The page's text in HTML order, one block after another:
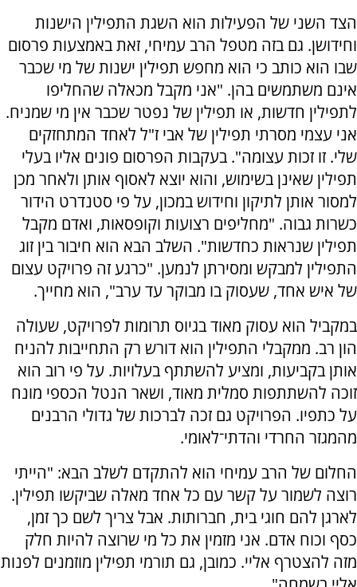
הצד השני של הפעילות הוא השגת התפילין הישנות
וחידושן. גם בזה מטפל הרב עמיחי, זאת באמצעות פרסום
שבו הוא כותב כי הוא מחפש תפילין ישנות של מי שכבר
אינם משתמשים בהן. "אני מקבל מכאלה שהחליפו
לתפילין חדשות, או תפילין של נפטר שכבר אין מי שמניח.
אני עצמי מסרתי תפילין של אבי ז"ל לאחד המתחזקים
שלי. זו זכות עצומה". בעקבות הפרסום פונים אליו בעלי
תפילין שאינן בשימוש, והוא יוצא לאסוף אותן ולאחר מכן
למסור אותן לתיקון וחידוש במכון, על פי סטנדרט הידור
כשרות גבוה. "מחליפים רצועות וקופסאות, ואדם מקבל
תפילין שנראות כחדשות". השלב הבא הוא חיבור בין זוג
התפילין למבקש ומסירתן לנמען. "כרגע זה פרויקט עצום
של איש אחד, שעסוק בו מבוקר עד ערב", הוא מחייך.
במקביל הוא עסוק מאוד בגיוס תרומות לפרויקט, שעולה
הון רב. ממקבלי התפילין הוא דורש רק התחייבות להניח
אותן בקביעות, ומציע להשתתף בעלויות. על פי רוב הוא
זוכה להשתתפות סמלית מאוד, ושאר הנטל הכספי מונח
על כתפיו. הפרויקט גם זכה לברכות של גדולי הרבנים
מהמגזר החרדי והדתי־לאומי.
החלום של הרב עמיחי הוא להתקדם לשלב הבא: "הייתי
רוצה לשמור על קשר עם כל אחד מאלה שביקשו תפילין.
לארגן להם חוגי בית, חברותות. אבל צריך לשם כך זמן,
כסף וכוח אדם. אני מזמין את כל מי שרוצה להיות חלק
מזה להצטרף אליי. כמובן, גם תורמי תפילין מוזמנים לפנות